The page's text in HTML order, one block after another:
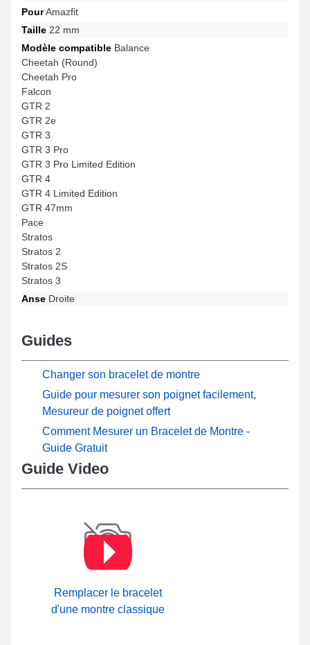
PourAmazfit
Taille 22 mm
Modèle compatible Balance
Cheetah (Round)
Cheetah Pro
Falcon
GTR 2
GTR 2e
GTR 3
GTR 3 Pro
GTR 3 Pro Limited Edition
GTR 4
GTR 4 Limited Edition
GTR 47mm
Pace
Stratos
Stratos 2
Stratos 2S
Stratos 3
Anse Droite
Guides
Changer son bracelet de montre
Guide pour mesurer son poignet facilement,
Mesureur de poignet offert
Comment Mesurer un Bracelet de Montre -
Guide Gratuit
Guide Video
Remplacer le bracelet
d'une montre classique